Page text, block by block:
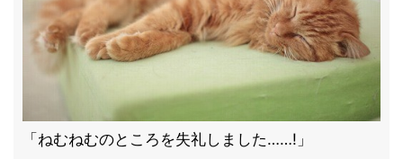
「ねむねむのところを失礼しました……!」